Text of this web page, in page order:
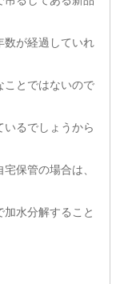
数が経過していれ
ことではないので
るでしょうから
保管の場合は、
水分解すること